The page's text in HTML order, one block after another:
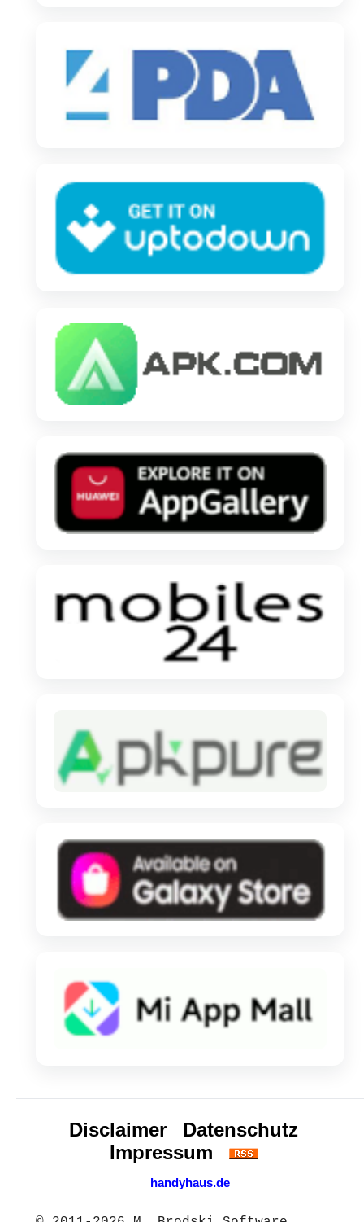
Disclaimer
Datenschutz
Impressum
handyhaus.de